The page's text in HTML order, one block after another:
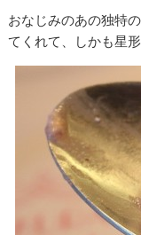
おなじみのあの独特
てくれて、しかも星